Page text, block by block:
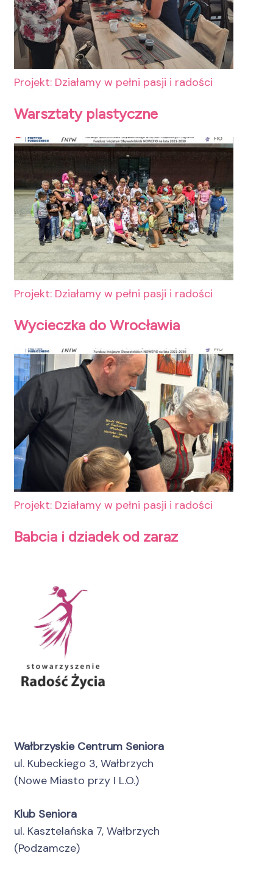
Projekt: Działamy w pełni pasji i radości
Warsztaty plastyczne
Projekt: Działamy w pełni pasji i radości
Wycieczka do Wrocławia
Projekt: Działamy w pełni pasji i radości
Babcia i dziadek od zaraz
Wałbrzyskie Centrum Seniora
ul. Kubeckiego 3, Wałbrzych
(Nowe Miasto przy I L.O.)
Klub Seniora
ul. Kasztelańska 7, Wałbrzych
(Podzamcze)